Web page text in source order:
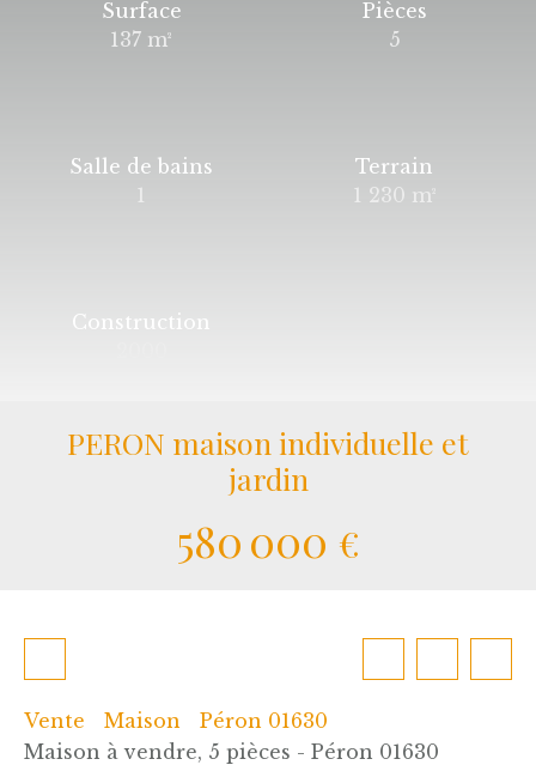
Surface
137 m²
Pièces
5
Salle de bains
1
Terrain
1 230 m²
Construction
PERON maison individuelle et
jardin
580 000 €
Vente Maison
Péron 01630
Maison à vendre, 5 pièces - Péron 01630